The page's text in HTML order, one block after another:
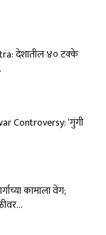
देशातील ४० टक्के
Controversy: ‘गुंगी
कामाला वेग;